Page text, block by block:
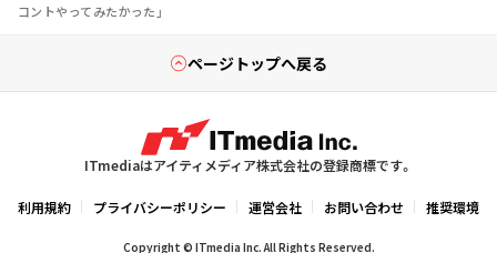
コントやってみたかった」
ページトップへ戻る
ITmediaはアイティメディア株式会社の登録商標です。
利用規約 プライバシーポリシー 運営会社 お問い合わせ 推奨環境
Copyright © ITmedia Inc. All Rights Reserved.